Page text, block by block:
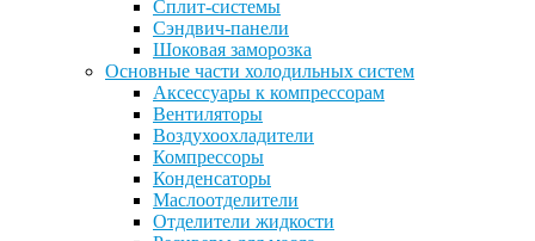
Сплит-системы
Сэндвич-панели
Шоковая заморозка
Основные части холодильных систем
Аксессуары к компрессорам
Вентиляторы
Воздухоохладители
Компрессоры
Конденсаторы
Маслоотделители
Отделители жидкости